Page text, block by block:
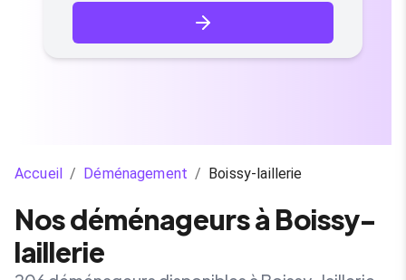
Accueil / Déménagement / Boissy-laillerie
Nos déménageurs à Boissy-
laillerie